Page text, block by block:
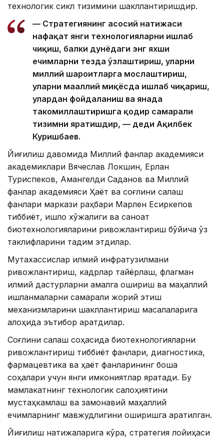
технологик сикл тизимини шакллантиришдир.
— Стратегиянинг асосий натижаси
нафақат янги технологияларни ишлаб
чиқиш, балки дунёдаги энг яхши
ечимларни тезда ўзлаштириш, уларни
миллий шароитларга мослаштириш,
уларни маҳаллий миқёсда ишлаб чиқариш,
улардан фойдаланиш ва янада
такомиллаштиришга қодир самарали
тизимни яратишдир, — деди Ақилбек
Куришбаев.
Йиғилиш давомида Миллий фанлар академияси
академиклари Вячеслав Локшин, Ерлан
Туриспеков, Амангелди Саданов ва Миллий
фанлар академияси Ҳаёт ва соғлиқни сақлаш
фанлари маркази раҳбари Марлен Есиркепов
тиббиёт, қишлоқ хўжалиги ва саноат
биотехнологияларини ривожлантириш бўйича ўз
таклифларини тақдим этдилар.
Мутахассислар илмий инфратузилмани
ривожлантириш, кадрлар тайёрлаш, флагман
илмий дастурларни амалга ошириш ва маҳаллий
ишланмаларни самарали жорий этиш
механизмларини шакллантириш масалаларига
алоҳида эътибор қаратдилар.
Соғлиқни сақлаш соҳасида биотехнологияларни
ривожлантириш тиббиёт фанлари, диагностика,
фармацевтика ва ҳаёт фанларининг бошқа
соҳалари учун янги имкониятлар яратади. Бу
мамлакатнинг технологик салоҳиятини
мустаҳкамлаш ва замонавий маҳаллий
ечимларнинг мавжудлигини оширишга қаратилган.
Йиғилиш натижаларига кўра, стратегия лойиҳаси